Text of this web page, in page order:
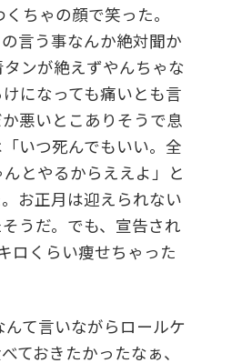
ちゃの顔で笑った。
言う事なんか絶対聞か
ンが絶えずやんちゃな
になっても痛いとも言
悪いとこありそうで息
いつ死んでもいい。全
とやるからええよ」と
お正月は迎えられない
うだ。でも、宣告され
ロくらい痩せちゃった
て言いながらロールケ
ておきたかったなぁ、